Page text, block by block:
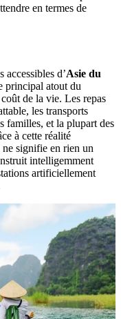
en termes de
accessibles d’Asie du
principal atout du
de la vie. Les repas
les transports
familles, et la plupart des
à cette réalité
ne signifie en rien un
intelligemment
artificiellement